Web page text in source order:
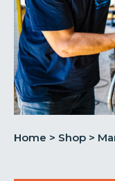
Home > Shop >